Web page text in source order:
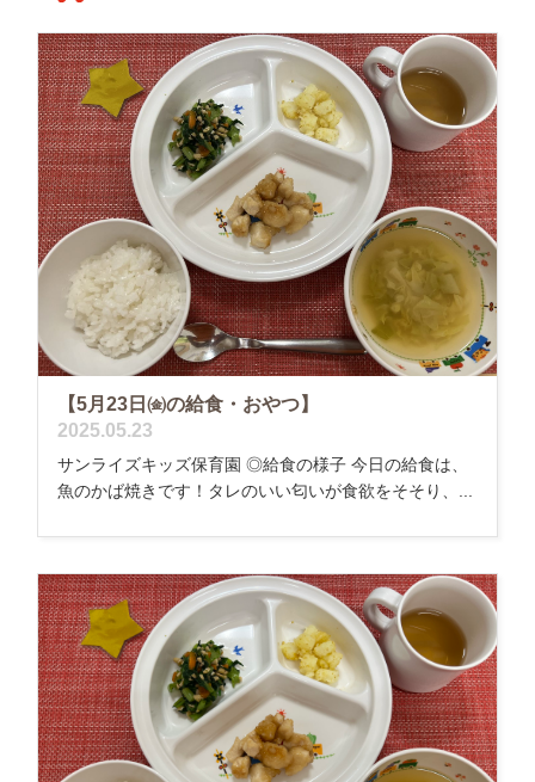
【5月23日㈮の給食・おやつ】
2025.05.23
サンライズキッズ保育園 ◎給食の様子 今日の給食は、
魚のかば焼きです！タレのいい匂いが食欲をそそり、...